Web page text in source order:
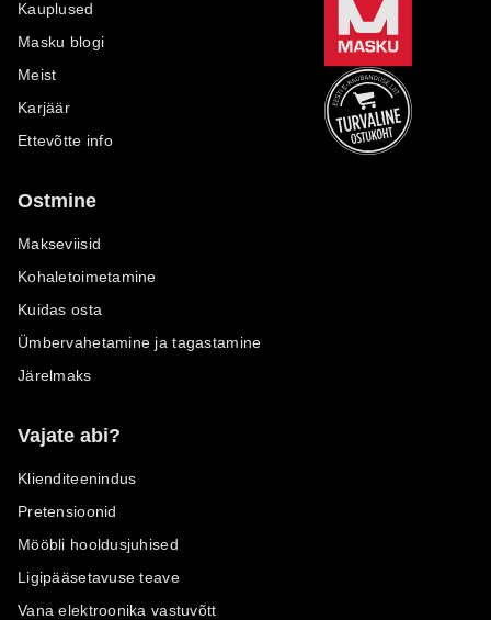
Kauplused
Masku blogi
Meist
Karjäär
Ettevõtte info
Ostmine
Makseviisid
Kohaletoimetamine
Kuidas osta
Ümbervahetamine ja tagastamine
Järelmaks
Vajate abi?
Klienditeenindus
Pretensioonid
Mööbli hooldusjuhised
Ligipääsetavuse teave
Vana elektroonika vastuvõtt